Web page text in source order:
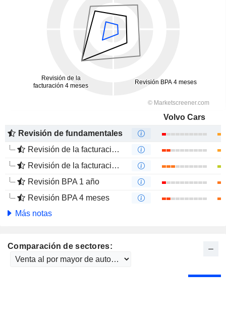
Volvo Cars
Revisión de fundamentales
Revisión de la facturación 1 año
Revisión de la facturación 4 meses
Revisión BPA 1 año
Revisión BPA 4 meses
Más notas
Comparación de sectores: